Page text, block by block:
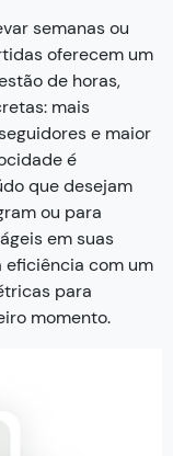
semanas ou
oferecem um
de horas,
mais
e maior
é
que desejam
ou para
em suas
eficiência com um
para
momento.